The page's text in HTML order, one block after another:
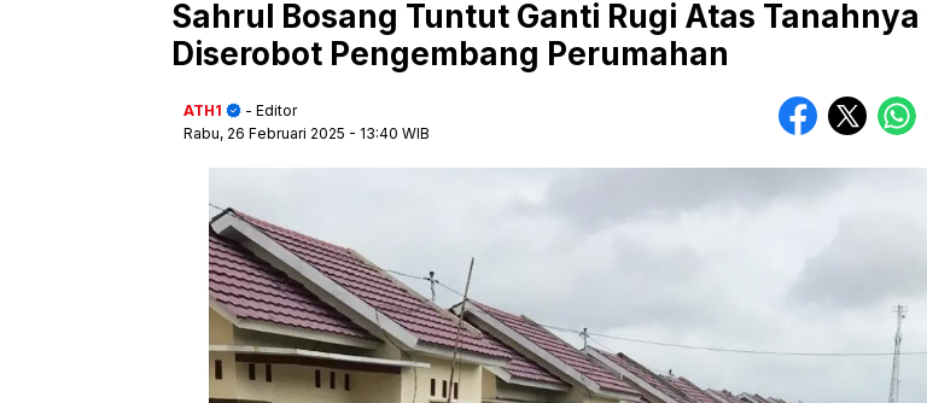
Sahrul Bosang Tuntut Ganti Rugi Atas
Diserobot Pengembang Perumahan
ATH1
- Editor
Rabu, 26 Februari 2025 - 13:40 WIB